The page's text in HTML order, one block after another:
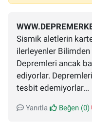
Sismik aletlerin
ilerleyenler
Depremleri ancak
ediyorlar.
tesbit edemiyorlar...
Yanıtla Beğen (0)